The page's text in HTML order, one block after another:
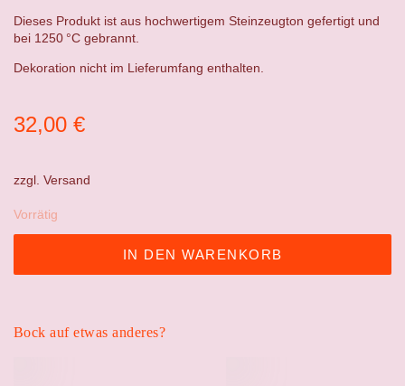
zzgl. Versand
32,00 €
Vorrätig
IN DEN WARENKORB
Dieses Produkt ist aus hochwertigem Steinzeugton gefertigt und
bei 1250 °C gebrannt.
Dekoration nicht im Lieferumfang enthalten.
Bock auf etwas anderes?